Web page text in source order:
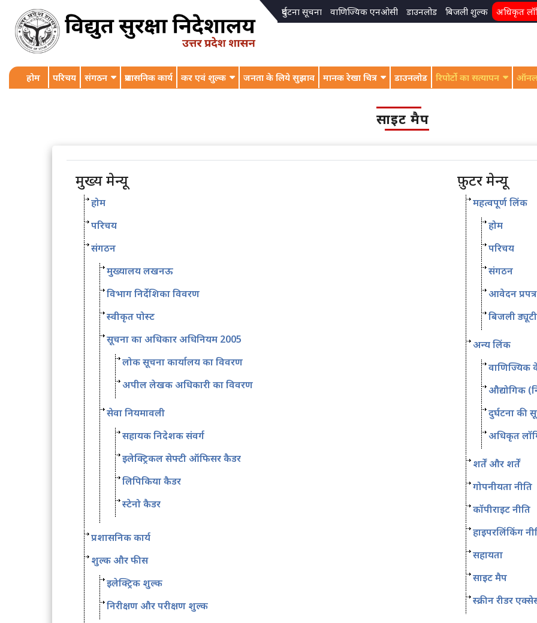
दुर्घटना सूचना वाणिज्यिक एनओसी डाउनलोड बिजली शुल्क अधिकृत
होम परिचय संगठन प्रशासनिक कार्य कर एवं शुल्क जनता के लिये सुझाव मानक रेखा चित्र डाउनलोड रिपोर्टो का सत्यापन
साइट मैप
मुख्य मेन्यू
होम
परिचय
संगठन
मुख्यालय लखनऊ
विभाग निर्देशिका विवरण
स्वीकृत पोस्ट
सूचना का अधिकार अधिनियम 2005
लोक सूचना कार्यालय का विवरण
अपील लेखक अधिकारी का विवरण
सेवा नियमावली
सहायक निदेशक संवर्ग
इलेक्ट्रिकल सेफ्टी ऑफिसर कैडर
लिपिकिया कैडर
स्टेनो कैडर
प्रशासनिक कार्य
शुल्क और फीस
इलेक्ट्रिक शुल्क
निरीक्षण और परीक्षण शुल्क
फ़ुटर मेन्यू
महत्वपूर्ण लिंक
होम
परिचय
संगठन
आवेदन प्रपत्र
बिजली ड्यूटी
अन्य लिंक
औद्योगिक
दुर्घटना की
अधिकृत
शर्तें और शर्तें
गोपनीयता नीति
कॉपीराइट नीति
हाइपरलिंकिंग
सहायता
साइट मैप
स्क्रीन रीडर